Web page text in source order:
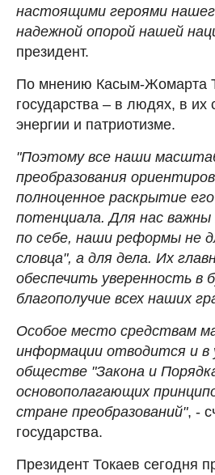
настоящими героями
надежной опорой нашей
президент.
По мнению Касым-Жомарта
государства – в людях, в их
энергии и патриотизме.
"Поэтому все наши
преобразования
полноценное раскрытие
потенциала. Для нас
по себе, наши реформы не
словца", а для дела. Их
обеспечить уверенность в
благополучие всех наших
Особое место средствам
информации отводится и в
обществе "Закона и
основополагающих
стране преобразований", -
государства.
Президент Токаев сегодня